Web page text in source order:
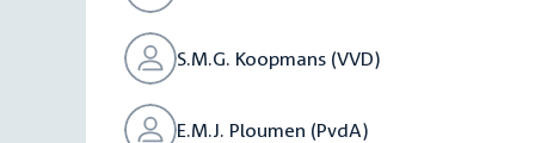
S.M.G. Koopmans (VVD)
E.M.J. Ploumen (PvdA)